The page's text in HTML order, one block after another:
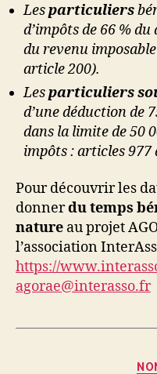
Lesparticuliers
d’impôts de 66 %
du revenu
article 200).
Lesparticuliers
d’une déduction de
dans la limite de 50
impôts : articles 977
Pour découvrir les
donnerdu temps
nature au projet
l’association
https://
agorae@interasso.fr